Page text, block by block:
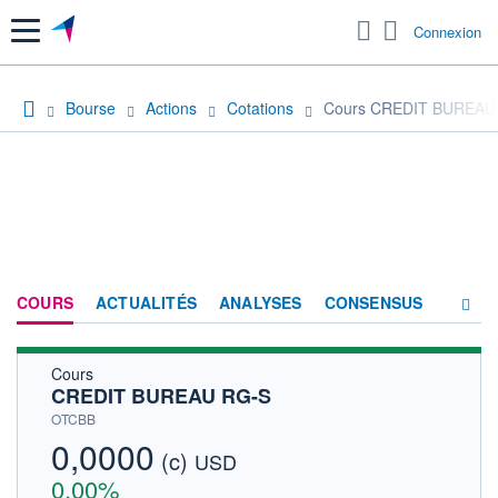
Menu Connexion
Bourse Actions Cotations Cours CREDIT
COURS ACTUALITÉS ANALYSES CONSENSUS
Cours
CREDIT BUREAU RG-S
OTCBB
0,0000 (c) USD
0,00%